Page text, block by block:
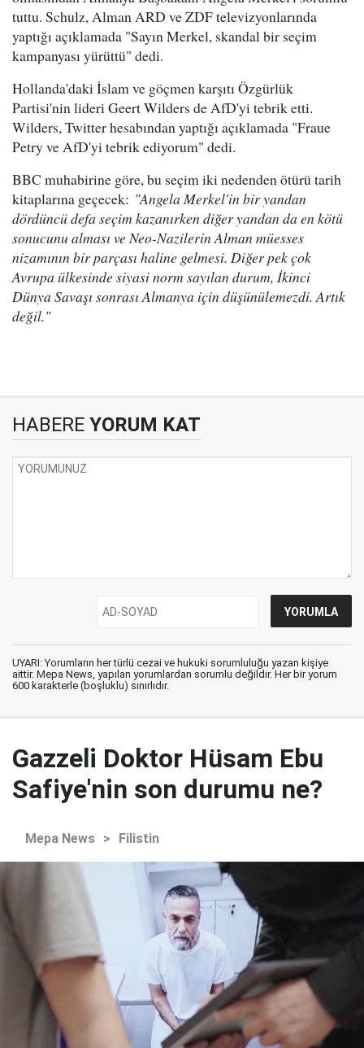
tuttu. Schulz, Alman ARD ve ZDF televizyonlarında
yaptığı açıklamada "Sayın Merkel, skandal bir seçim
kampanyası yürüttü" dedi.
Hollanda'daki İslam ve göçmen karşıtı Özgürlük
Partisi'nin lideri Geert Wilders de AfD'yi tebrik etti.
Wilders, Twitter hesabından yaptığı açıklamada "Fraue
Petry ve AfD'yi tebrik ediyorum" dedi.
BBC muhabirine göre, bu seçim iki nedenden ötürü tarih
kitaplarına geçecek: "Angela Merkel'in bir yandan
dördüncü defa seçim kazanırken diğer yandan da en kötü
sonucunu alması ve Neo-Nazilerin Alman müesses
nizamının bir parçası haline gelmesi. Diğer pek çok
Avrupa ülkesinde siyasi norm sayılan durum, İkinci
Dünya Savaşı sonrası Almanya için düşünülemezdi. Artık
değil."
HABERE YORUM KAT
UYARI: Yorumların her türlü cezai ve hukuki sorumluluğu yazan kişiye
aittir. Mepa News, yapılan yorumlardan sorumlu değildir. Her bir yorum
600 karakterle (boşluklu) sınırlıdır.
Gazzeli Doktor Hüsam Ebu
Safiye'nin son durumu ne?
Mepa News > Filistin